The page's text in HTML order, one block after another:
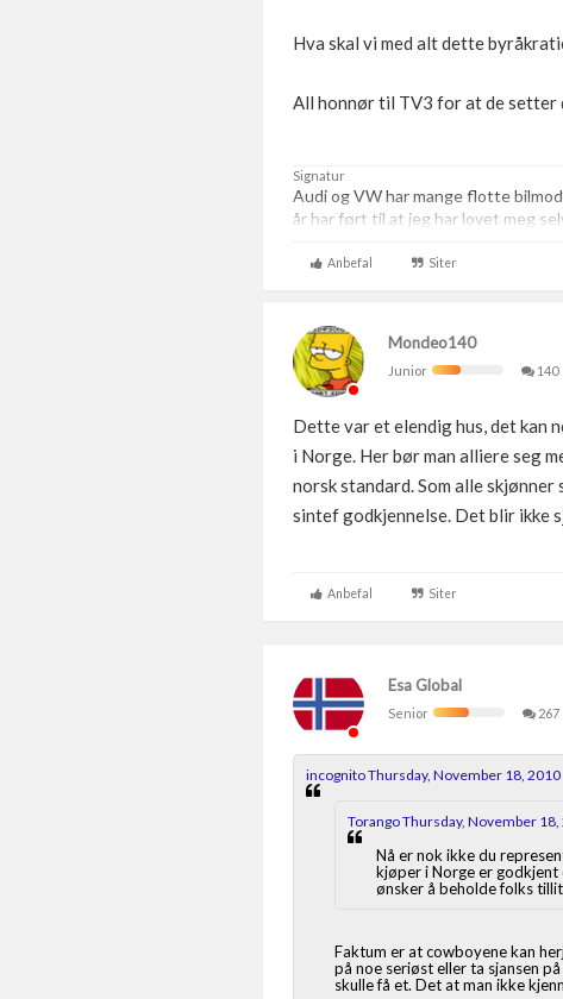
Hva skal vi med alt dette
All honnør til TV3 for at de setter
Signatur
Audi og VW har mange flotte
år har ført til at jeg har lovet meg
Anbefal Siter
Mondeo140
Junior
140
Dette var et elendig hus, det kan
i Norge. Her bør man alliere seg
norsk standard. Som alle
sintef godkjennelse. Det blir ikke
Anbefal Siter
Esa Global
Senior
267
incognito Thursday, November 18, 2010
Torango Thursday, November
Nå er nok ikke du
kjøper i Norge er godkjent
ønsker å beholde folks
Faktum er at cowboyene kan
på noe seriøst eller ta sjansen
skulle få et. Det at man ikke